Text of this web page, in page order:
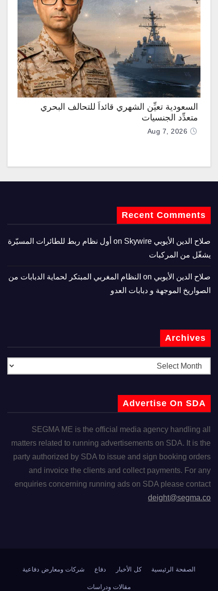
السعودية تعيِّن الشهري قائداً للتحالف البحري
متعدِّد الجنسيات
Aug 7, 2026
Recent Comments
صلاح الدين الأيوبي
Skywire أول نظام ربط للطائرات المسيّرة
يشغّل من المركبات
صلاح الدين الأيوبي
النظام المغربي المبتكر لحماية الدبابات من
الصواريخ الموجهة و دبابات العدو
Archives
Advertise On SDA
SEGMA ME is the official media agency handling all
matters related to running advertisements on SDA. It is the
party authorized by SDA to issue and sign booking orders
and invoice the clients and collect payments. For any
enquiries concerning running ads on SDA please contact
deight@segma.co
الصفحة الرئيسية كل الأخبار دفاع شركات ومعارض دفاعية
مقالات ودراسات